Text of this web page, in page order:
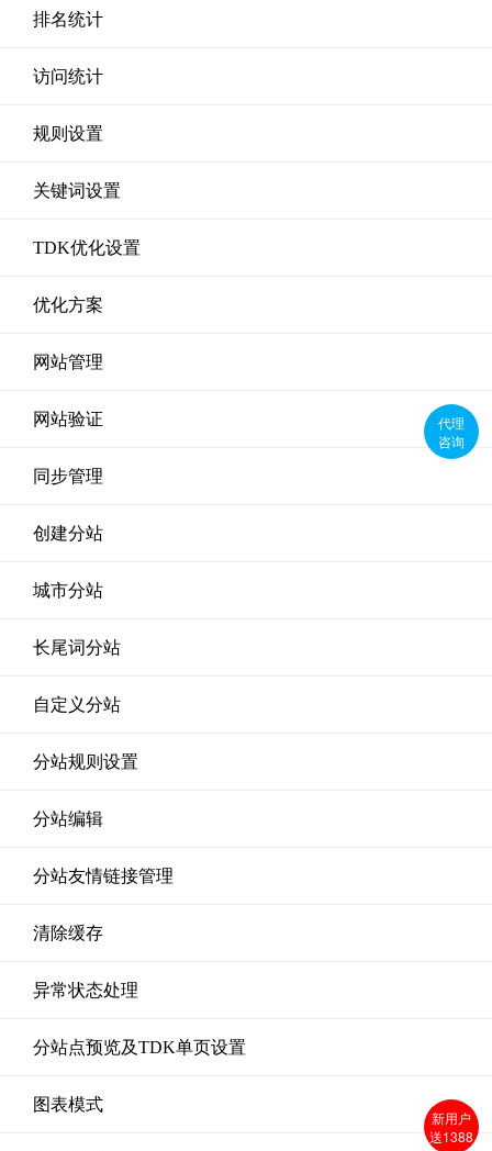
排名统计
访问统计
规则设置
关键词设置
TDK优化设置
优化方案
网站管理
网站验证
同步管理
创建分站
城市分站
长尾词分站
自定义分站
分站规则设置
分站编辑
分站友情链接管理
清除缓存
异常状态处理
分站点预览及TDK单页设置
图表模式
代理
咨询
新用户
送1388